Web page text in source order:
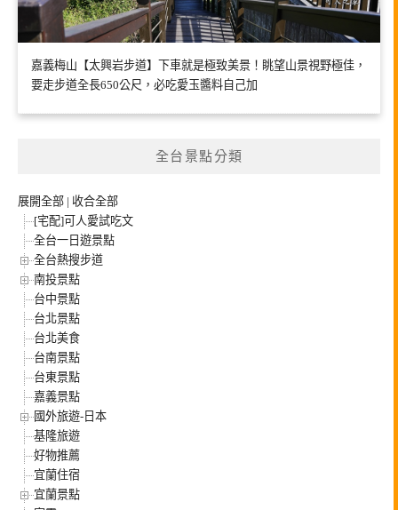
嘉義梅山【太興岩步道】下車就是極致美景！眺望山景視野極佳，
要走步道全長650公尺，必吃愛玉醬料自己加
全台景點分類
展開全部 | 收合全部
[宅配]可人愛試吃文
全台一日遊景點
全台熱搜步道
南投景點
台中景點
台北景點
台北美食
台南景點
台東景點
嘉義景點
國外旅遊-日本
基隆旅遊
好物推薦
宜蘭住宿
宜蘭景點